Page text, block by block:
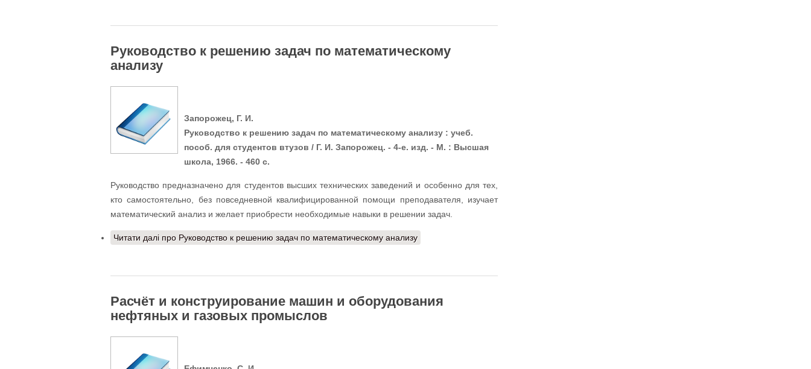
Руководство к решению задач по математическому
анализу
Запорожец, Г. И.
Руководство к решению задач по математическому анализу : учеб.
пособ. для студентов втузов / Г. И. Запорожец. - 4-е. изд. - М. : Высшая
школа, 1966. - 460 с.
Руководство предназначено для студентов высших технических заведений и особенно для тех,
кто самостоятельно, без повседневной квалифицированной помощи преподавателя, изучает
математический анализ и желает приобрести необходимые навыки в решении задач.
Читати далі про Руководство к решению задач по математическому анализу
Расчёт и конструирование машин и оборудования
нефтяных и газовых промыслов